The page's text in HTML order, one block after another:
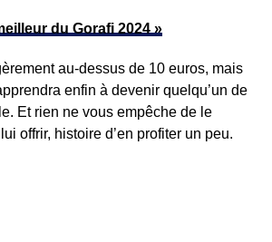
du Gorafi 2024 »
au-dessus de 10 euros, mais
enfin à devenir quelqu’un de
Et rien ne vous empêche de le
offrir, histoire d’en profiter un peu.